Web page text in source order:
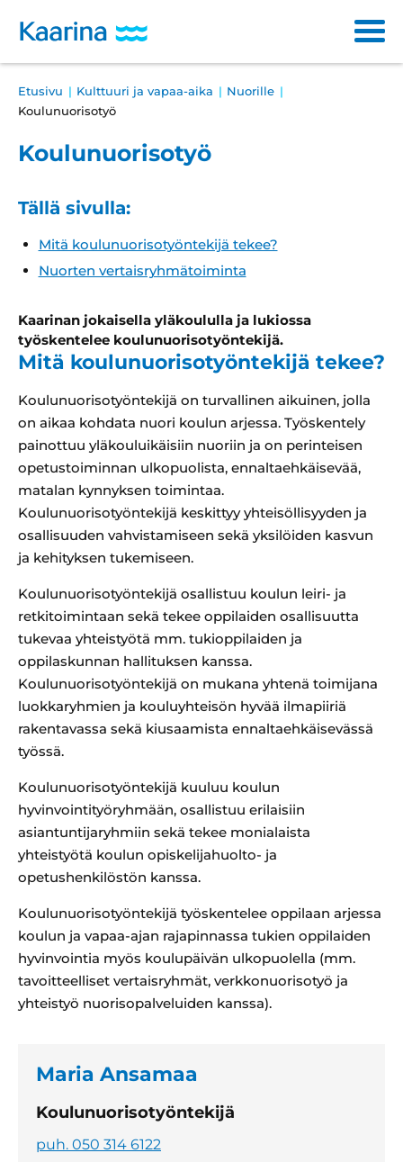
sisältöön
Main
navigation
Varhaiskasvatus ja opetus
Osallistuminen ja päätöksenteko
Työ ja yrittäminen
Haku
Breadcrumb
Etusivu Kulttuuri ja vapaa-aika
Nuorille
Koulunuorisotyö
Koulunuorisotyö
Tällä sivulla:
Mitä koulunuorisotyöntekijä tekee?
Nuorten vertaisryhmätoiminta
Kaarinan jokaisella yläkoululla ja lukiossa
työskentelee koulunuorisotyöntekijä.
Mitä koulunuorisotyöntekijä tekee?
Koulunuorisotyöntekijä on turvallinen aikuinen, jolla
on aikaa kohdata nuori koulun arjessa. Työskentely
painottuu yläkouluikäisiin nuoriin ja on perinteisen
opetustoiminnan ulkopuolista, ennaltaehkäisevää,
matalan kynnyksen toimintaa.
Koulunuorisotyöntekijä keskittyy yhteisöllisyyden ja
osallisuuden vahvistamiseen sekä yksilöiden kasvun
ja kehityksen tukemiseen.
Koulunuorisotyöntekijä osallistuu koulun leiri- ja
retkitoimintaan sekä tekee oppilaiden osallisuutta
tukevaa yhteistyötä mm. tukioppilaiden ja
oppilaskunnan hallituksen kanssa.
Koulunuorisotyöntekijä on mukana yhtenä toimijana
luokkaryhmien ja kouluyhteisön hyvää ilmapiiriä
rakentavassa sekä kiusaamista ennaltaehkäisevässä
työssä.
Koulunuorisotyöntekijä kuuluu koulun
hyvinvointityöryhmään, osallistuu erilaisiin
asiantuntijaryhmiin sekä tekee monialaista
yhteistyötä koulun opiskelijahuolto- ja
opetushenkilöstön kanssa.
Koulunuorisotyöntekijä työskentelee oppilaan arjessa
koulun ja vapaa-ajan rajapinnassa tukien oppilaiden
hyvinvointia myös koulupäivän ulkopuolella (mm.
tavoitteelliset vertaisryhmät, verkkonuorisotyö ja
yhteistyö nuorisopalveluiden kanssa).
Maria Ansamaa
Koulunuorisotyöntekijä
puh. 050 314 6122